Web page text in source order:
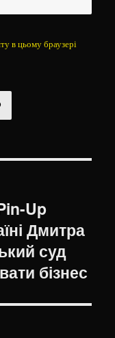
в цьому браузері
Up
Дмитра
суд
бізнес